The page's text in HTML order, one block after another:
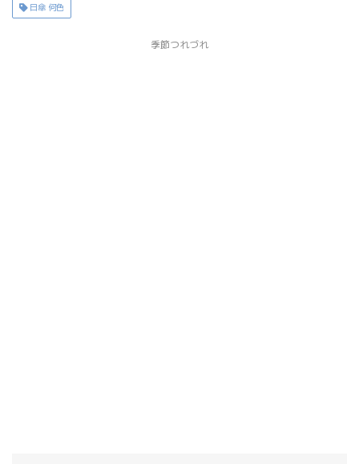
日傘 何色
季節つれづれ